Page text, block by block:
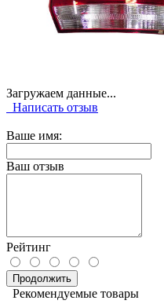
Загружаем данные...
Написать отзыв
Ваше имя:
Ваш отзыв
Рейтинг
Продолжить
Рекомендуемые товары